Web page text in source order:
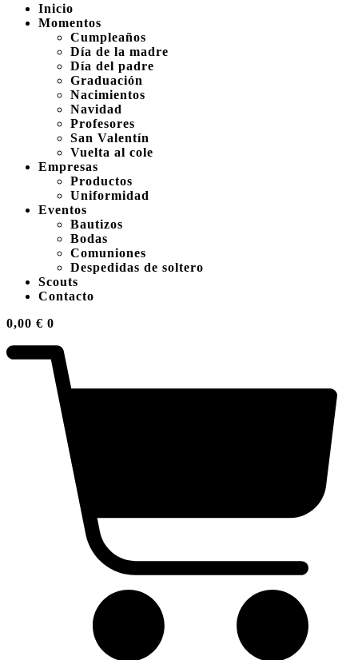
Inicio
Momentos
Cumpleaños
Día de la madre
Día del padre
Graduación
Nacimientos
Navidad
Profesores
San Valentín
Vuelta al cole
Empresas
Productos
Uniformidad
Eventos
Bautizos
Bodas
Comuniones
Despedidas de soltero
Scouts
Contacto
0,00 € 0